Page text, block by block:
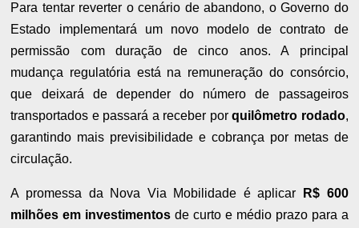
Para tentar reverter o cenário de abandono, o Governo do
Estado implementará um novo modelo de contrato de
permissão com duração de cinco anos. A principal
mudança regulatória está na remuneração do consórcio,
que deixará de depender do número de passageiros
transportados e passará a receber porquilômetro rodado,
garantindo mais previsibilidade e cobrança por metas de
circulação.
A promessa da Nova Via Mobilidade é aplicar
R$ 600
milhões em investimentos de curto e médio prazo para a